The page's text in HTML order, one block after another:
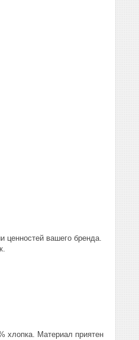
ценностей вашего бренда.
хлопка. Материал приятен